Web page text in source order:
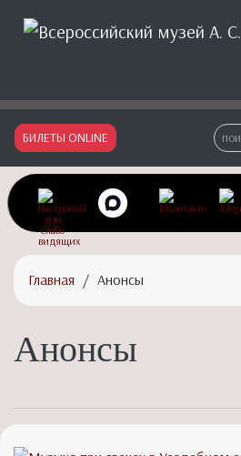
БИЛЕТЫ ONLINE
Главная / Анонсы
Анонсы